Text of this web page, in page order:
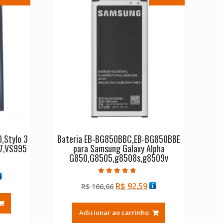
3 Bateria EB-BG850BBC,EB-BG850BBE
para Samsung Galaxy Alpha
G850,G8505,g8508s,g8509v
4.50
de 5
R$166,66 O
original
era:
R$ 92,59O
atual
é:
Adicionar ao carrinho